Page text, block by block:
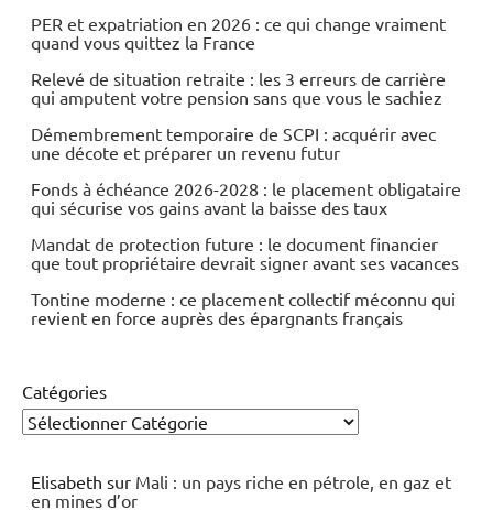
PER et expatriation en 2026 : ce qui change vraiment
quand vous quittez la France
Relevé de situation retraite : les 3 erreurs de carrière
qui amputent votre pension sans que vous le sachiez
Démembrement temporaire de SCPI : acquérir avec
une décote et préparer un revenu futur
Fonds à échéance 2026-2028 : le placement obligataire
qui sécurise vos gains avant la baisse des taux
Mandat de protection future : le document financier
que tout propriétaire devrait signer avant ses vacances
Tontine moderne : ce placement collectif méconnu qui
revient en force auprès des épargnants français
Catégories
Elisabeth sur Mali : un pays riche en pétrole, en gaz et
en mines d’or